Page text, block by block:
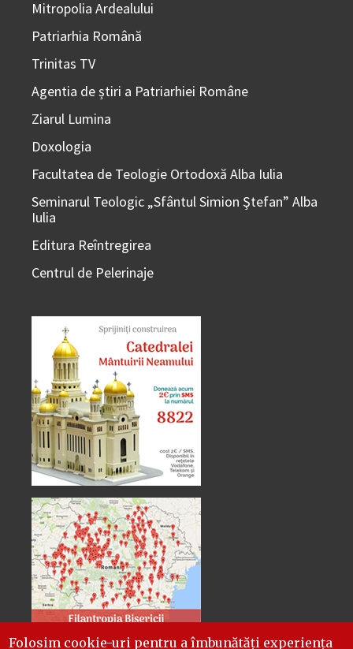
Mitropolia Ardealului
Patriarhia Română
Trinitas TV
Agentia de știri a Patriarhiei Române
Ziarul Lumina
Doxologia
Facultatea de Teologie Ortodoxă Alba Iulia
Seminarul Teologic „Sfântul Simion Ştefan” Alba
Iulia
Editura Reîntregirea
Centrul de Pelerinaje
Folosim cookie-uri pentru a îmbunătăți experiența